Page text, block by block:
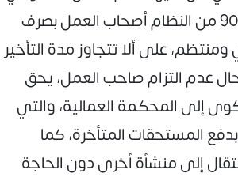
حيث ألزمت المادة 90 من النظام أصحاب العمل بصرف
على ألا تتجاوز مدة التأخير
عدم التزام صاحب العمل، يحق
إلى المحكمة العمالية، والتي
المستحقات المتأخرة، كما
إلى منشأة أخرى دون الحاجة